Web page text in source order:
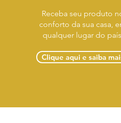
Receba seu produto
conforto da sua casa,
qualquer lugar do
Clique aqui e saiba